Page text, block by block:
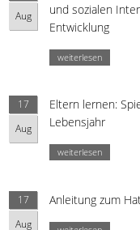
Aug
und sozialen
Entwicklung
weiterlesen
17
Aug
Eltern lernen:
Lebensjahr
weiterlesen
17
Aug
Anleitung zum